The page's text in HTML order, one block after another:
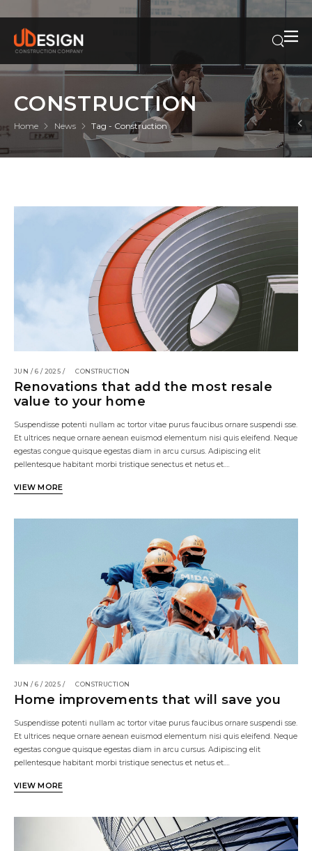
CONSTRUCTION
Home News Tag - Construction
JUN / 6 / 2025 / CONSTRUCTION
Renovations that add the most resale
value to your home
Suspendisse potenti nullam ac tortor vitae purus faucibus ornare suspendi sse.
Et ultrices neque ornare aenean euismod elementum nisi quis eleifend. Neque
egestas congue quisque egestas diam in arcu cursus. Adipiscing elit
pellentesque habitant morbi tristique senectus et netus et.…
VIEW MORE
JUN / 6 / 2025 / CONSTRUCTION
Home improvements that will save you
Suspendisse potenti nullam ac tortor vitae purus faucibus ornare suspendi sse.
Et ultrices neque ornare aenean euismod elementum nisi quis eleifend. Neque
egestas congue quisque egestas diam in arcu cursus. Adipiscing elit
pellentesque habitant morbi tristique senectus et netus et.…
VIEW MORE